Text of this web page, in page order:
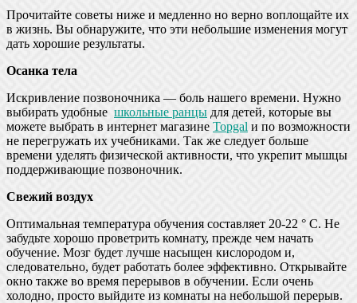
Прочитайте советы ниже и медленно но верно воплощайте их
в жизнь. Вы обнаружите, что эти небольшие изменения могут
дать хорошие результаты.
Осанка тела
Искривление позвоночника — боль нашего времени. Нужно
выбирать удобные школьные ранцы для детей, которые вы
можете выбрать в интернет магазине Topgal и по возможности
не перегружать их учебниками. Так же следует больше
времени уделять физической активности, что укрепит мышцы
поддерживающие позвоночник.
Свежий воздух
Оптимальная температура обучения составляет 20-22 ° С. Не
забудьте хорошо проветрить комнату, прежде чем начать
обучение. Мозг будет лучше насыщен кислородом и,
следовательно, будет работать более эффективно. Открывайте
окно также во время перерывов в обучении. Если очень
холодно, просто выйдите из комнаты на небольшой перерыв.